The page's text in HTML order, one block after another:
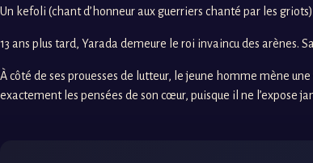
Un kefoli (chant d’honneur aux guerriers chanté par les
13 ans plus tard, Yarada demeure le roi invaincu des arènes.
À côté de ses prouesses de lutteur, le jeune homme mène
exactement les pensées de son cœur, puisque il ne l’expose